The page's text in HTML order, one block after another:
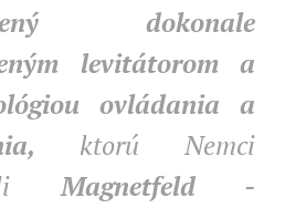
dokonale
levitátorom a
ovládania a
ktorú Nemci
Magnetfeld -